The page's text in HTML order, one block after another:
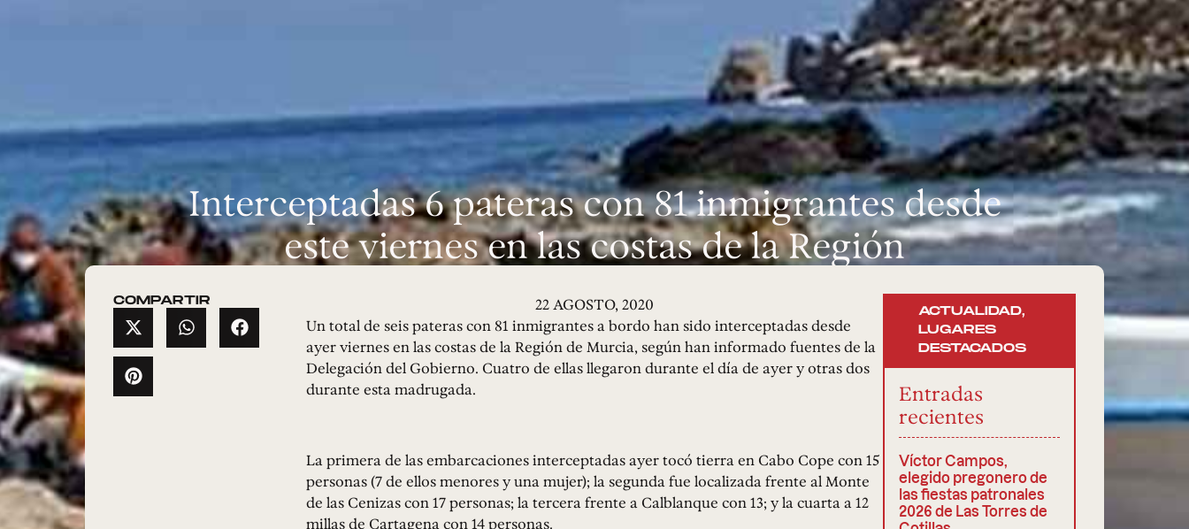
Interceptadas 6 pateras con 81 inmigrantes desde
este viernes en las costas de la Región
COMPARTIR
22 AGOSTO, 2020
Un total de seis pateras con 81 inmigrantes a bordo han sido interceptadas desde
ayer viernes en las costas de la Región de Murcia, según han informado fuentes de la
Delegación del Gobierno. Cuatro de ellas llegaron durante el día de ayer y otras dos
durante esta madrugada.
La primera de las embarcaciones interceptadas ayer tocó tierra en Cabo Cope con 15
personas (7 de ellos menores y una mujer); la segunda fue localizada frente al Monte
de las Cenizas con 17 personas; la tercera frente a Calblanque con 13; y la cuarta a 12
millas de Cartagena con 14 personas.
ACTUALIDAD,
LUGARES
DESTACADOS
Entradas
recientes
Víctor Campos,
elegido pregonero de
las fiestas patronales
2026 de Las Torres de